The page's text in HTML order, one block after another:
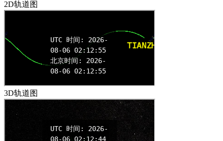
2D轨道图
3D轨道图